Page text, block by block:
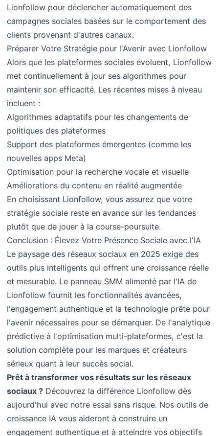
Lionfollow pour déclencher automatiquement des
campagnes sociales basées sur le comportement des
clients provenant d'autres canaux.
Préparer Votre Stratégie pour l'Avenir avec Lionfollow
Alors que les plateformes sociales évoluent, Lionfollow
met continuellement à jour ses algorithmes pour
maintenir son efficacité. Les récentes mises à niveau
incluent :
Algorithmes adaptatifs pour les changements de
politiques des plateformes
Support des plateformes émergentes (comme les
nouvelles apps Meta)
Optimisation pour la recherche vocale et visuelle
Améliorations du contenu en réalité augmentée
En choisissant Lionfollow, vous assurez que votre
stratégie sociale reste en avance sur les tendances
plutôt que de jouer à la course-poursuite.
Conclusion : Élevez Votre Présence Sociale avec l'IA
Le paysage des réseaux sociaux en 2025 exige des
outils plus intelligents qui offrent une croissance réelle
et mesurable. Le panneau SMM alimenté par l'IA de
Lionfollow fournit les fonctionnalités avancées,
l'engagement authentique et la technologie prête pour
l'avenir nécessaires pour se démarquer. De l'analytique
prédictive à l'optimisation multi-plateformes, c'est la
solution complète pour les marques et créateurs
sérieux quant à leur succès social.
Prêt à transformer vos résultats sur les réseaux
sociaux ? Découvrez la différence Lionfollow dès
aujourd'hui avec notre essai sans risque. Nos outils de
croissance IA vous aideront à construire un
engagement authentique et à atteindre vos objectifs